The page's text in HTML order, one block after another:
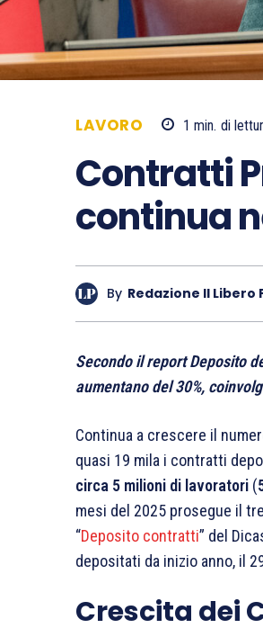
LAVORO 1 min. di
Contratti
continua
By Redazione Il
Secondo il report Deposito
aumentano del 30%,
Continua a crescere il
quasi 19 mila i contratti
circa 5 milioni di lavoratori (
mesi del 2025 prosegue il
“Deposito contratti” del
depositati da inizio anno, il
Crescita dei